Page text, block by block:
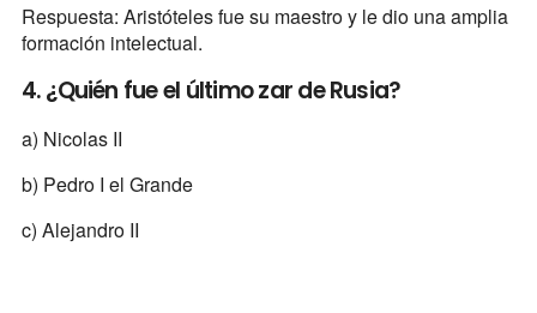
Respuesta: Aristóteles fue su maestro y le dio una amplia
formación intelectual.
4. ¿Quién fue el último zar de Rusia?
a) Nicolas II
b) Pedro I el Grande
c) Alejandro II